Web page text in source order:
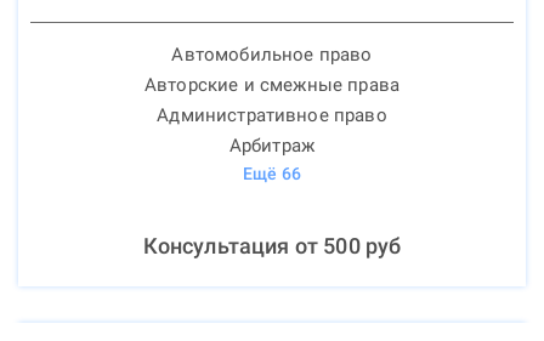
Автомобильное право
Авторские и смежные права
Административное право
Арбитраж
Ещё 66
Консультация от 500руб